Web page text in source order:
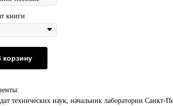
книги
корзину
технических наук, начальник лаборатории Санкт-